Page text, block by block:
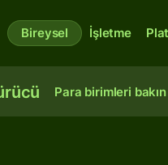
Bireysel İşletme
Para birimleri bakın